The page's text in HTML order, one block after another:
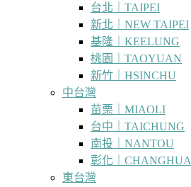
台北｜TAIPEI
新北｜NEW TAIPEI
基隆｜KEELUNG
桃園｜TAOYUAN
新竹｜HSINCHU
中台灣
苗栗｜MIAOLI
台中｜TAICHUNG
南投｜NANTOU
彰化｜CHANGHUA
東台灣